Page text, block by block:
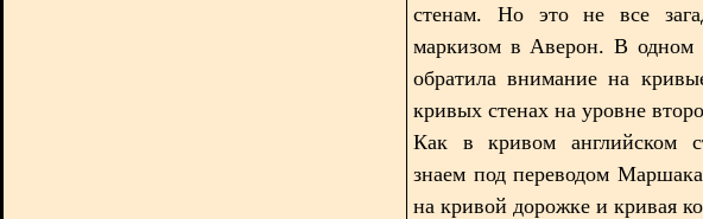
стенам. Но это не все
маркизом в Аверон. В одном
обратила внимание на
кривых стенах на уровне
Как в кривом английском
знаем под переводом
на кривой дорожке и кривая